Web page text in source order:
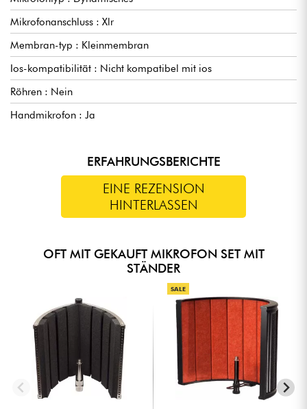
Mikrofonanschluss : Xlr
Membran-typ : Kleinmembran
Ios-kompatibilität : Nicht kompatibel mit ios
Röhren : Nein
Handmikrofon : Ja
ERFAHRUNGSBERICHTE
EINE REZENSION
HINTERLASSEN
OFT MIT GEKAUFT MIKROFON SET MIT
STÄNDER
SALE